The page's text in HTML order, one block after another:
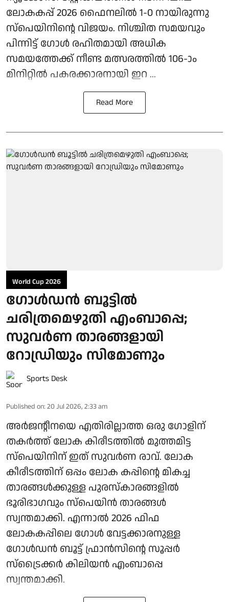
ലോകകപ്പ് 2026 ഫൈനലില്‍ 1-0 നായിരുന്നു
സ്‌പെയിനിന്റെ വിജയം. നിശ്ചിത സമയവും
പിന്നിട്ട് ഗോള്‍ രഹിതമായി അധിക
സമയത്തേക്ക് നീണ്ട മത്സരത്തില്‍ 106-ാം
മിനിറ്റില്‍ പകരക്കാരനായി ഇറ ...
Read More
World Cup 2026
ഗോള്‍ഡന്‍ ബൂട്ടില്‍
ചരിത്രമെഴുതി എംബാപ്പെ;
സുവര്‍ണ താരങ്ങളായി
റോഡ്രിയും സിമോണും
Sports Desk
Published on: 20 Jul 2026, 2:33 am
അര്‍ജന്റീനയെ എതിരില്ലാത്ത ഒരു ഗോളിന്
തകര്‍ത്ത് ലോക കിരീടത്തില്‍ മുത്തമിട്ട
സ്‌പെയിനിന് ഇത് സുവര്‍ണ രാവ്. ലോക
കീരീടത്തിന് ഒപ്പം ലോക കപ്പിന്റെ മികച്ച
താരങ്ങള്‍ക്കുള്ള പുരസ്‌കാരങ്ങളില്‍
ഭൂരിഭാഗവും സ്‌പെയിന്‍ താരങ്ങള്‍
സ്വന്തമാക്കി. എന്നാല്‍ 2026 ഫിഫ
ലോകകപ്പിലെ ഗോള്‍ വേട്ടക്കാരനുള്ള
ഗോള്‍ഡന്‍ ബൂട്ട് ഫ്രാന്‍സിന്റെ സൂപ്പര്‍
സ്‌ട്രൈക്കര്‍ കിലിയന്‍ എംബാപ്പെ
സ്വന്തമാക്കി.